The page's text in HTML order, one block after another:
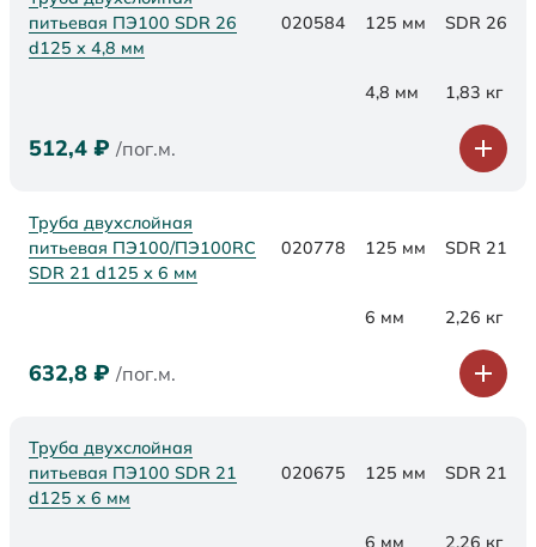
питьевая ПЭ100 SDR 26
d125 х 4,8 мм
020584 125 мм SDR 26
4,8 мм 1,83 кг
512,4 ₽ /пог.м.
Труба двухслойная
питьевая ПЭ100/ПЭ100RC
SDR 21 d125 х 6 мм
020778 125 мм SDR 21
6 мм 2,26 кг
632,8 ₽ /пог.м.
Труба двухслойная
питьевая ПЭ100 SDR 21
d125 х 6 мм
020675 125 мм SDR 21